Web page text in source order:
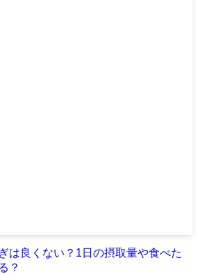
は良くない？1日の摂取量や食べた
？